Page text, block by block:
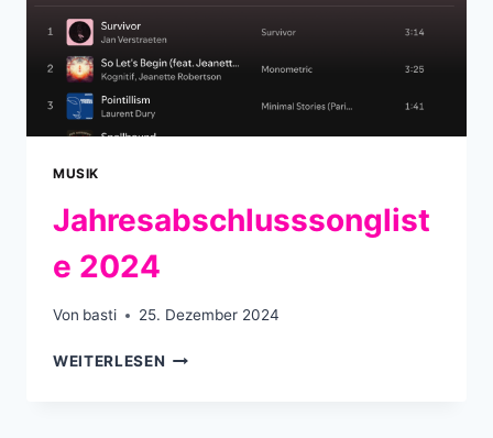
MUSIK
Jahresabschlusssonglist
e 2024
Von basti 25. Dezember 2024
WEITERLESEN JAHRESABSCHLUSSSONGLISTE